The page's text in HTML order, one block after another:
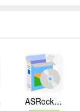
ASRock华擎IMB-A160主板BIOS